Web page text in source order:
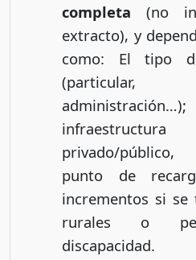
completa (no
extracto), y
como: El tipo
(particular,
privado/
punto de
incrementos si se
rurales o
discapacidad.